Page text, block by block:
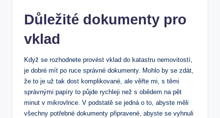
Důležité dokumenty pro ​
vklad
Když se rozhodnete provést vklad do katastru nemovitostí,
je dobré⁣ mít po ruce ‍správné dokumenty. Mohlo by se zdát,⁢
že to ⁢je už tak dost komplikované, ⁤ale věřte⁤ mi, ‌s těmi⁢
správnými papíry to půjde rychleji​ než s obědem⁤ na pět
minut v‍ mikrovlnce. V podstatě se jedná o to, abyste měli
všechny potřebné dokumenty ‌připravené,⁤ abyste se vyhnuli‌